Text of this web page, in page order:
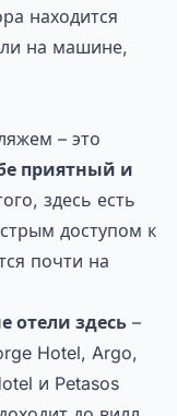
находится
на машине,
– это
приятный и
здесь есть
доступом к
почти на
отели здесь –
Hotel, Argo,
и Petasos